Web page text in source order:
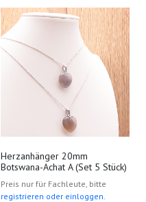
Herzanhänger 20mm
Botswana-Achat A (Set 5 Stück)
Preis nur für Fachleute, bitte
registrieren oder einloggen.